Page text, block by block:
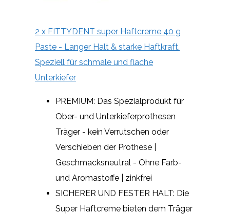
2 x FITTYDENT super Haftcreme 40 g
Paste - Langer Halt & starke Haftkraft.
Speziell für schmale und flache
Unterkiefer
PREMIUM: Das Spezialprodukt für
Ober- und Unterkieferprothesen
Träger - kein Verrutschen oder
Verschieben der Prothese |
Geschmacksneutral - Ohne Farb-
und Aromastoffe | zinkfrei
SICHERER UND FESTER HALT: Die
Super Haftcreme bieten dem Träger